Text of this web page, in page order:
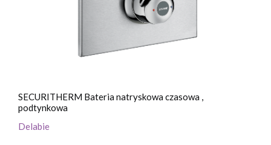
SECURITHERM Bateria natryskowa czasowa ,
podtynkowa
Delabie